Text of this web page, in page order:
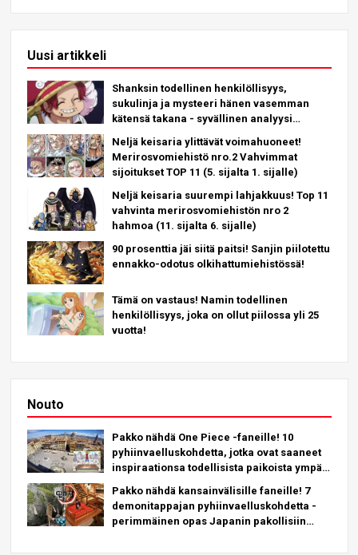
Uusi artikkeli
Shanksin todellinen henkilöllisyys,
sukulinja ja mysteeri hänen vasemman
kätensä takana - syvällinen analyysi
Neljä keisaria ylittävät voimahuoneet!
Merirosvomiehistö nro.2 Vahvimmat
sijoitukset TOP 11 (5. sijalta 1. sijalle)
Neljä keisaria suurempi lahjakkuus! Top 11
vahvinta merirosvomiehistön nro 2
hahmoa (11. sijalta 6. sijalle)
90 prosenttia jäi siitä paitsi! Sanjin piilotettu
ennakko-odotus olkihattumiehistössä!
Tämä on vastaus! Namin todellinen
henkilöllisyys, joka on ollut piilossa yli 25
vuotta!
Nouto
Pakko nähdä One Piece -faneille! 10
pyhiinvaelluskohdetta, jotka ovat saaneet
inspiraationsa todellisista paikoista ympäri
Pakko nähdä kansainvälisille faneille! 7
demonitappajan pyhiinvaelluskohdetta -
perimmäinen opas Japanin pakollisiin